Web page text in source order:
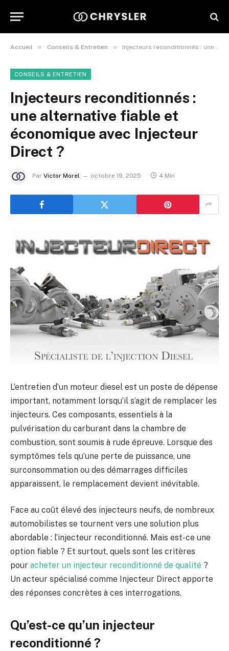
Accueil » Conseils & Entretien » Injecteurs reconditionnés : une alternative fiable et économique avec Injecteur Direct ?
CONSEILS & ENTRETIEN
Injecteurs reconditionnés :
une alternative fiable et
économique avec Injecteur
Direct ?
Par Victor Morel octobre 19, 2025 4 Min
L’entretien d’un moteur diesel est un poste de dépense
important, notamment lorsqu’il s’agit de remplacer les
injecteurs. Ces composants, essentiels à la
pulvérisation du carburant dans la chambre de
combustion, sont soumis à rude épreuve. Lorsque des
symptômes tels qu’une perte de puissance, une
surconsommation ou des démarrages difficiles
apparaissent, le remplacement devient inévitable.
Face au coût élevé des injecteurs neufs, de nombreux
automobilistes se tournent vers une solution plus
abordable : l’injecteur reconditionné. Mais est-ce une
option fiable ? Et surtout, quels sont les critères
pour acheter un injecteur reconditionné de qualité ?
Un acteur spécialisé comme Injecteur Direct apporte
des réponses concrètes à ces interrogations.
Qu’est-ce qu’un injecteur
reconditionné ?